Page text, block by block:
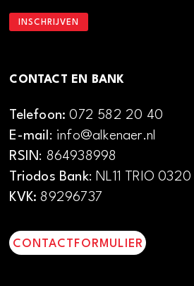
CONTACT EN BANK
Telefoon:072 582 20 40
E-mail: info@alkenaer.nl
RSIN: 864938998
Triodos Bank: NL11 TRIO
KVK: 89296737
CONTACTFORMULIER